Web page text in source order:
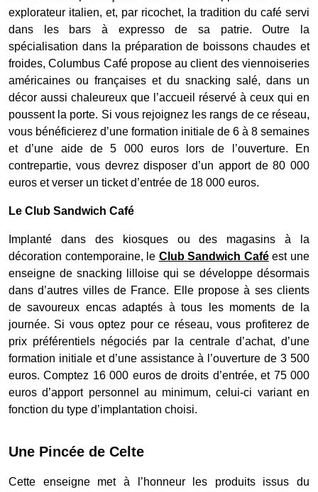
explorateur italien, et, par ricochet, la tradition du café servi
dans les bars à expresso de sa patrie. Outre la
spécialisation dans la préparation de boissons chaudes et
froides, Columbus Café propose au client des viennoiseries
américaines ou françaises et du snacking salé, dans un
décor aussi chaleureux que l’accueil réservé à ceux qui en
poussent la porte. Si vous rejoignez les rangs de ce réseau,
vous bénéficierez d’une formation initiale de 6 à 8 semaines
et d’une aide de 5 000 euros lors de l’ouverture. En
contrepartie, vous devrez disposer d’un apport de 80 000
euros et verser un ticket d’entrée de 18 000 euros.
Le Club Sandwich Café
Implanté dans des kiosques ou des magasins à la
décoration contemporaine, le Club Sandwich Caféest une
enseigne de snacking lilloise qui se développe désormais
dans d’autres villes de France. Elle propose à ses clients
de savoureux encas adaptés à tous les moments de la
journée. Si vous optez pour ce réseau, vous profiterez de
prix préférentiels négociés par la centrale d’achat, d’une
formation initiale et d’une assistance à l’ouverture de 3 500
euros. Comptez 16 000 euros de droits d’entrée, et 75 000
euros d’apport personnel au minimum, celui-ci variant en
fonction du type d’implantation choisi.
Une Pincée de Celte
Cette enseigne met à l’honneur les produits issus du